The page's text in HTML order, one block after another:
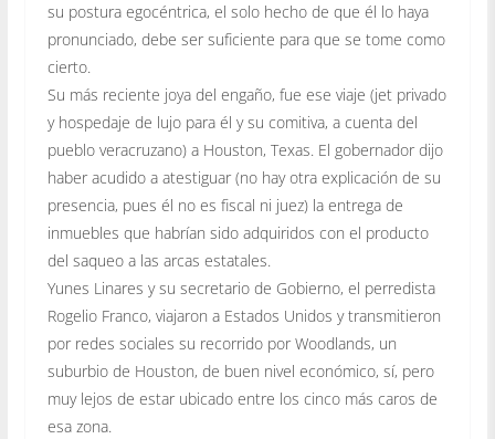
su postura egocéntrica, el solo hecho de que él lo haya
pronunciado, debe ser suficiente para que se tome como
cierto.
Su más reciente joya del engaño, fue ese viaje (jet privado
y hospedaje de lujo para él y su comitiva, a cuenta del
pueblo veracruzano) a Houston, Texas. El gobernador dijo
haber acudido a atestiguar (no hay otra explicación de su
presencia, pues él no es fiscal ni juez) la entrega de
inmuebles que habrían sido adquiridos con el producto
del saqueo a las arcas estatales.
Yunes Linares y su secretario de Gobierno, el perredista
Rogelio Franco, viajaron a Estados Unidos y transmitieron
por redes sociales su recorrido por Woodlands, un
suburbio de Houston, de buen nivel económico, sí, pero
muy lejos de estar ubicado entre los cinco más caros de
esa zona.